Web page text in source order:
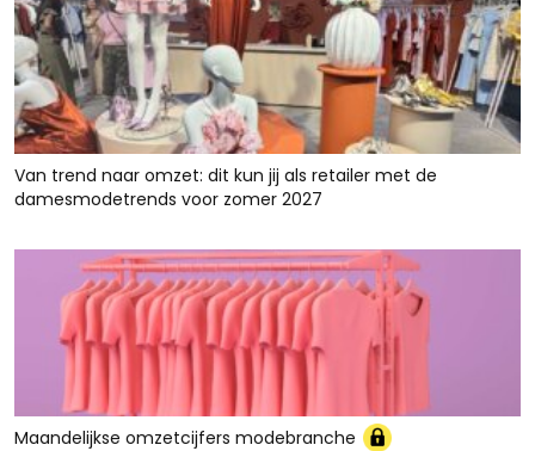
Van trend naar omzet: dit kun jij als retailer met de
damesmodetrends voor zomer 2027
Maandelijkse omzetcijfers modebranche